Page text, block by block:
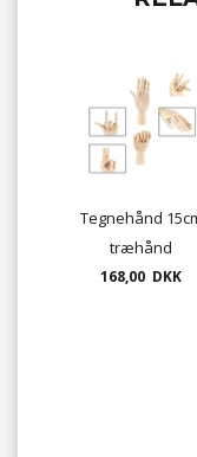
Tegnehånd
træhånd
168,00 DKK